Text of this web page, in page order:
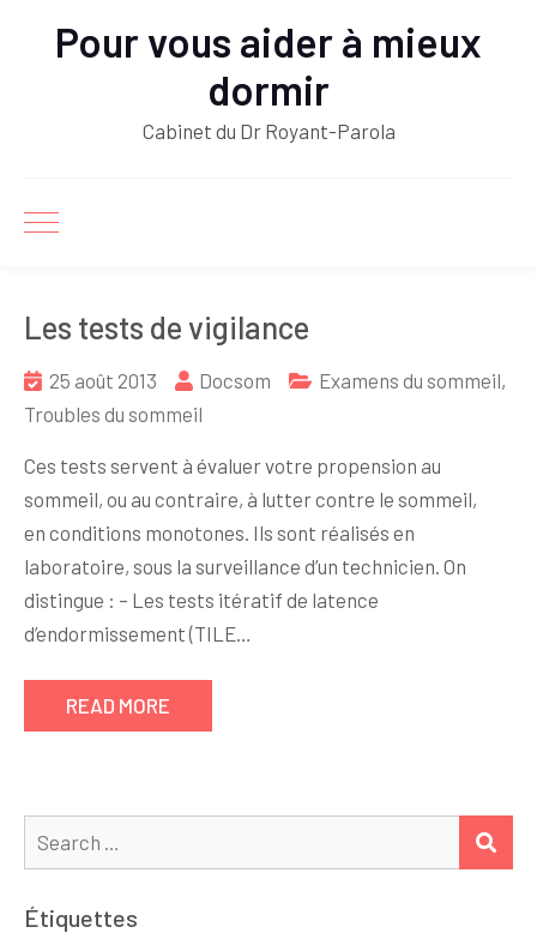
Pour vous aider à mieux
dormir
Cabinet du Dr Royant-Parola
Les tests de vigilance
25 août 2013 Docsom Examens du sommeil,
Troubles du sommeil
Ces tests servent à évaluer votre propension au
sommeil, ou au contraire, à lutter contre le sommeil,
en conditions monotones. Ils sont réalisés en
laboratoire, sous la surveillance d’un technicien. On
distingue : – Les tests itératif de latence
d’endormissement (TILE…
READ MORE
Search
for:
Étiquettes